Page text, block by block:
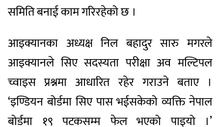
समिति बनाई काम गरिरहेको छ ।
आइक्यानका अध्यक्ष निल बहादुर सारु मगरले
आइक्यानले सिए सदस्यता परीक्षा अव मल्टिपल
च्वाइस प्रश्नमा आधारित रहेर गराउने बताए ।
‘इण्डियन बोर्डमा सिए पास भईसकेको व्यक्ति नेपाल
बोर्डमा १९ पटकसम्म फेल भएको पाइयो ।’